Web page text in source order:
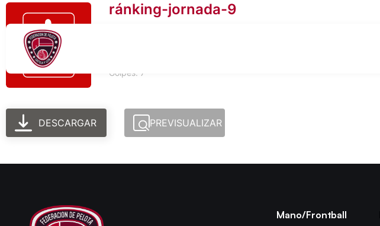
ránking-jornada-9
Golpes: 7
DESCARGAR PREVISUALIZAR
Mano/Frontball